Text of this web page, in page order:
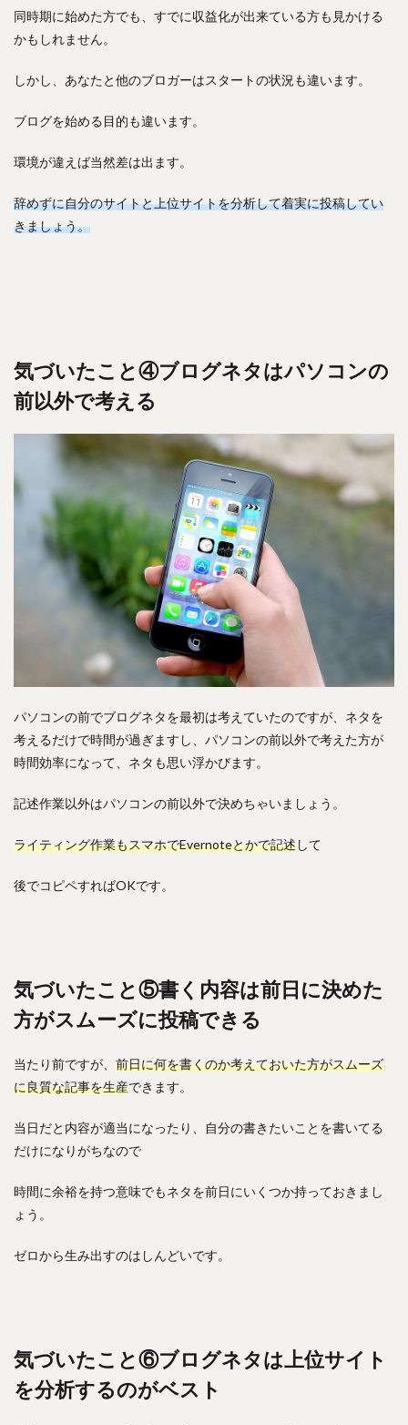
同時期に始めた方でも、すでに収益化が出来ている方も見かける
かもしれません。
しかし、あなたと他のブロガーはスタートの状況も違います。
ブログを始める目的も違います。
環境が違えば当然差は出ます。
辞めずに自分のサイトと上位サイトを分析して着実に投稿してい
きましょう。
気づいたこと④ブログネタはパソコンの
前以外で考える
パソコンの前でブログネタを最初は考えていたのですが、ネタを
考えるだけで時間が過ぎますし、パソコンの前以外で考えた方が
時間効率になって、ネタも思い浮かびます。
記述作業以外はパソコンの前以外で決めちゃいましょう。
ライティング作業もスマホでEvernoteとかで記述して
後でコピペすればOKです。
気づいたこと⑤書く内容は前日に決めた
方がスムーズに投稿できる
当たり前ですが、 前日に何を書くのか考えておいた方がスムーズ
に良質な記事を生産できます。
当日だと内容が適当になったり、自分の書きたいことを書いてる
だけになりがちなので
時間に余裕を持つ意味でもネタを前日にいくつか持っておきまし
ょう。
ゼロから生み出すのはしんどいです。
気づいたこと⑥ブログネタは上位サイト
を分析するのがベスト